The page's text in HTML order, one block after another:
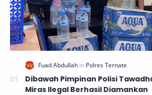
Dibawah Pimpinan Polisi
Miras Ilegal Berhasil Diamankan